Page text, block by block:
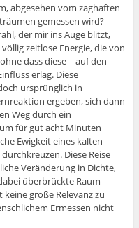
abgesehen vom zaghaften
gemessen wird?
der mir ins Auge blitzt,
zeitlose Energie, die von
dass diese – auf den
erlag. Diese
ursprünglich in
ergeben, sich dann
Weg durch ein
für gut acht Minuten
Ewigkeit eines kalten
Diese Reise
Veränderung in Dichte,
überbrückte Raum
große Relevanz zu
Ermessen nicht